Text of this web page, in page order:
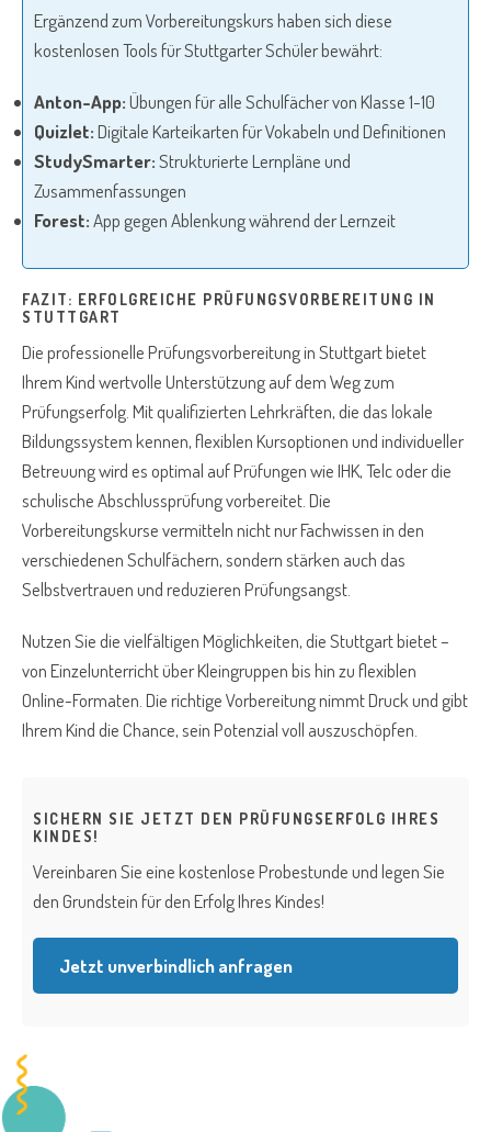
Ergänzend zum Vorbereitungskurs haben sich diese
kostenlosen Tools für Stuttgarter Schüler bewährt:
Anton-App:Übungen für alle Schulfächer von Klasse 1-10
Quizlet:Digitale Karteikarten für Vokabeln und Definitionen
StudySmarter:Strukturierte Lernpläne und
Zusammenfassungen
Forest:App gegen Ablenkung während der Lernzeit
FAZIT: ERFOLGREICHE PRÜFUNGSVORBEREITUNG IN
STUTTGART
Die professionelle Prüfungsvorbereitung in Stuttgart bietet
Ihrem Kind wertvolle Unterstützung auf dem Weg zum
Prüfungserfolg. Mit qualifizierten Lehrkräften, die das lokale
Bildungssystem kennen, flexiblen Kursoptionen und individueller
Betreuung wird es optimal auf Prüfungen wie IHK, Telc oder die
schulische Abschlussprüfung vorbereitet. Die
Vorbereitungskurse vermitteln nicht nur Fachwissen in den
verschiedenen Schulfächern, sondern stärken auch das
Selbstvertrauen und reduzieren Prüfungsangst.
Nutzen Sie die vielfältigen Möglichkeiten, die Stuttgart bietet –
von Einzelunterricht über Kleingruppen bis hin zu flexiblen
Online-Formaten. Die richtige Vorbereitung nimmt Druck und gibt
Ihrem Kind die Chance, sein Potenzial voll auszuschöpfen.
SICHERN SIE JETZT DEN PRÜFUNGSERFOLG IHRES
KINDES!
Vereinbaren Sie eine kostenlose Probestunde und legen Sie
den Grundstein für den Erfolg Ihres Kindes!
Jetzt unverbindlich anfragen